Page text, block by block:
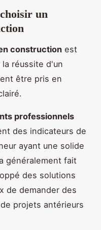
un
construction est
réussite d'un
être pris en
professionnels
des indicateurs de
ayant une solide
généralement fait
des solutions
de demander des
projets antérieurs